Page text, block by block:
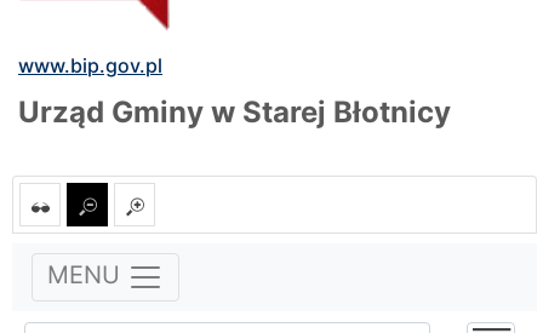
www.bip.gov.pl
Urząd Gminy w Starej Błotnicy
MENU